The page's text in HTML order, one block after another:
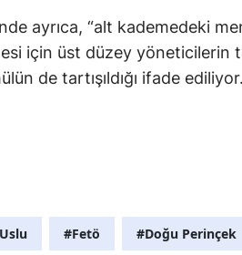
ayrıca, “alt kademedeki
için üst düzey yöneticilerin
de tartışıldığı ifade ediliyor.
#Fetö #Doğu Perinçek